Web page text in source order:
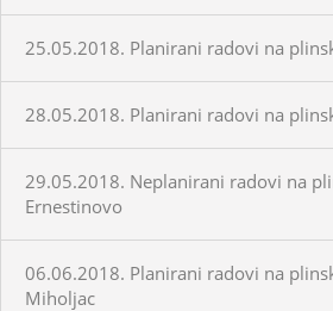
25.05.2018. Planirani radovi na
28.05.2018. Planirani radovi na
29.05.2018. Neplanirani radovi na
Ernestinovo
06.06.2018. Planirani radovi na
Miholjac